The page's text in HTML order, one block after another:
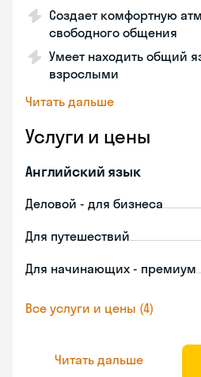
Создает комфортную
свободного общения
Умеет находить общий
взрослыми
Читать дальше
Услуги и цены
Английский язык
Деловой - для бизнеса
Для путешествий
Для начинающих - премиум
Все услуги и цены (4)
Читать дальше